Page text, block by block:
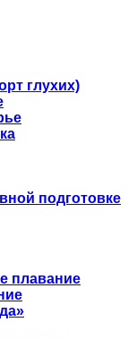
глухих)
подготовке
плавание